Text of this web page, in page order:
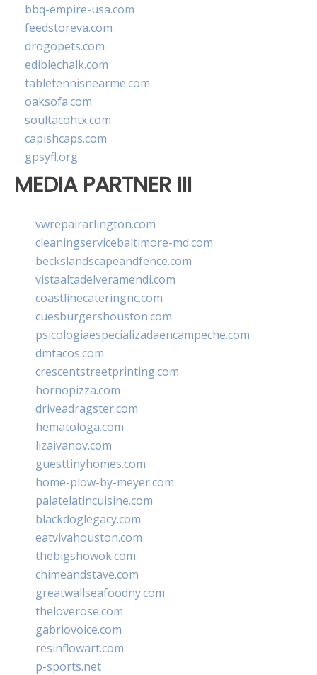
bbq-empire-usa.com
feedstoreva.com
drogopets.com
ediblechalk.com
tabletennisnearme.com
oaksofa.com
soultacohtx.com
capishcaps.com
gpsyfl.org
MEDIA PARTNER III
vwrepairarlington.com
cleaningservicebaltimore-md.com
beckslandscapeandfence.com
vistaaltadelveramendi.com
coastlinecateringnc.com
cuesburgershouston.com
psicologiaespecializadaencampeche.com
dmtacos.com
crescentstreetprinting.com
hornopizza.com
driveadragster.com
hematologa.com
lizaivanov.com
guesttinyhomes.com
home-plow-by-meyer.com
palatelatincuisine.com
blackdoglegacy.com
eatvivahouston.com
thebigshowok.com
chimeandstave.com
greatwallseafoodny.com
theloverose.com
gabriovoice.com
resinflowart.com
p-sports.net